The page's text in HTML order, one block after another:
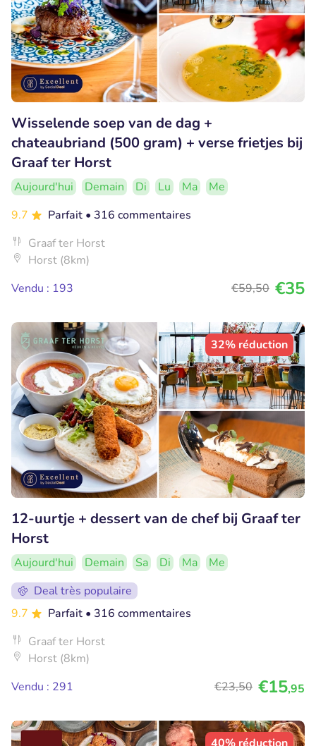
Wisselende soep van de dag +
chateaubriand (500 gram) + verse frietjes bij
Graaf ter Horst
Aujourd'hui Demain Di Lu Ma
Me
9.7
Parfait • 316 commentaires
Graaf ter Horst
Horst (8km)
Vendu : 193
€59,50 €35
32% réduction
12-uurtje + dessert van de chef bij Graaf ter
Horst
Aujourd'hui Demain Sa Di Ma
Me
Deal très populaire
9.7
Parfait • 316 commentaires
Graaf ter Horst
Horst (8km)
Vendu : 291
€23,50 €15,95